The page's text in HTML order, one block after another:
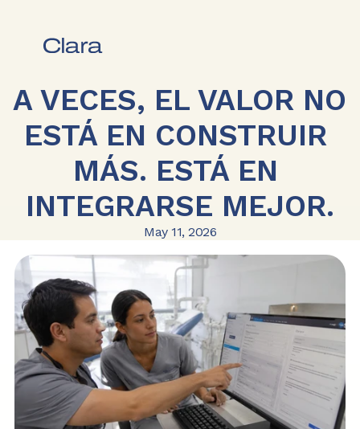
A VECES, EL VALOR NO
ESTÁ EN CONSTRUIR
MÁS. ESTÁ EN
INTEGRARSE MEJOR.
May 11, 2026